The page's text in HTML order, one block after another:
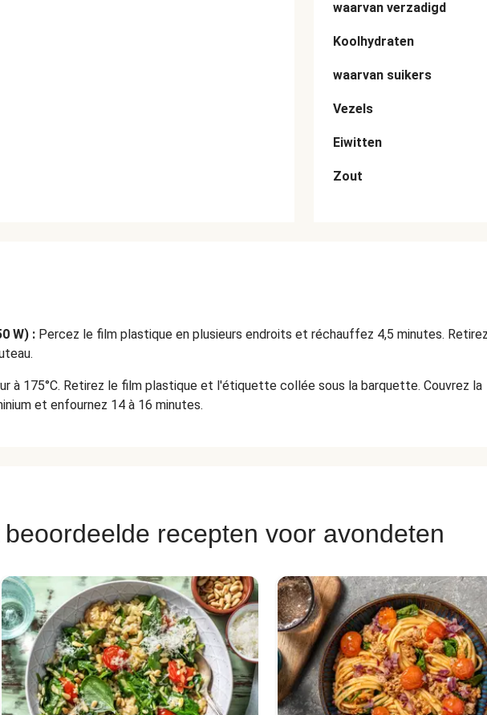
waarvan verzadigd
Koolhydraten
waarvan suikers
Vezels
Eiwitten
Zout
W) : Percez le film plastique en plusieurs endroits et réchauffez 4,5 minutes.
à 175°C. Retirez le film plastique et l'étiquette collée sous la barquette. Couvrez la
et enfournez 14 à 16 minutes.
recepten voor avondeten